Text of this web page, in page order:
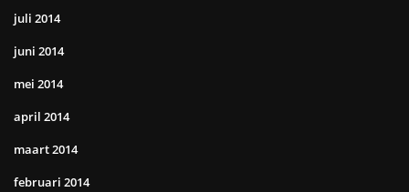
juli 2014
juni 2014
mei 2014
april 2014
maart 2014
februari 2014